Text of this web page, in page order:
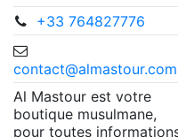
+33 764827776
contact@almastour.com
Al Mastour est votre
boutique musulmane,
pour toutes